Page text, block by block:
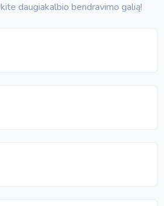
daugiakalbio bendravimo galią!